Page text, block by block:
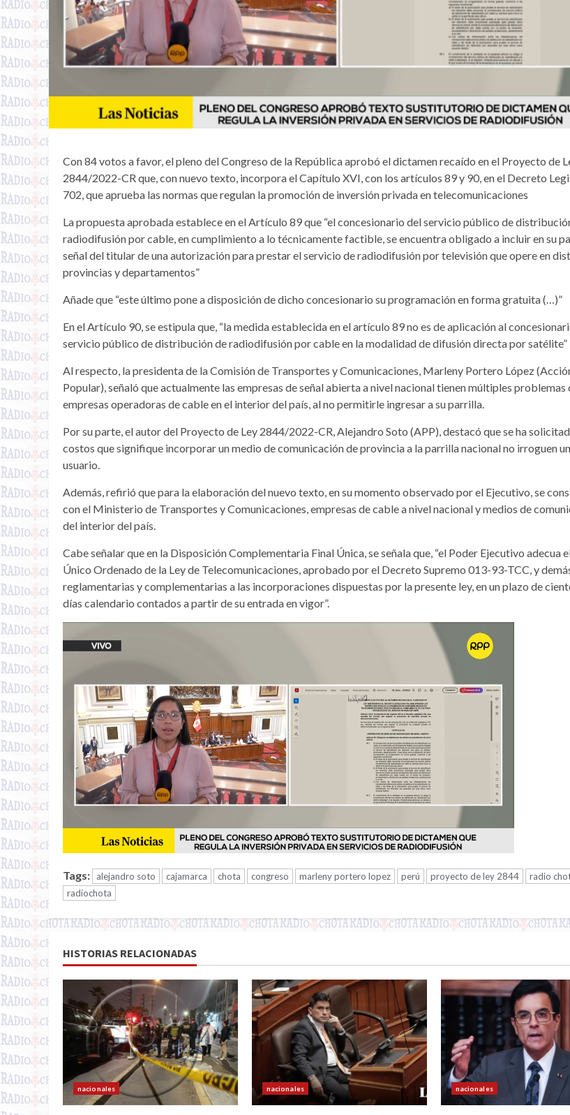
Con 84 votos a favor, el pleno del Congreso de la República aprobó el dictamen recaído en el Proyecto de
2844/2022-CR que, con nuevo texto, incorpora el Capítulo XVI, con los artículos 89 y 90, en el Decreto
702, que aprueba las normas que regulan la promoción de inversión privada en telecomunicaciones
La propuesta aprobada establece en el Artículo 89 que “el concesionario del servicio público de
radiodifusión por cable, en cumplimiento a lo técnicamente factible, se encuentra obligado a incluir en su
señal del titular de una autorización para prestar el servicio de radiodifusión por televisión que opere en
provincias y departamentos”
Añade que “este último pone a disposición de dicho concesionario su programación en forma gratuita (…)”
En el Artículo 90, se estipula que, “la medida establecida en el artículo 89 no es de aplicación al
servicio público de distribución de radiodifusión por cable en la modalidad de difusión directa por satélite”
Al respecto, la presidenta de la Comisión de Transportes y Comunicaciones, Marleny Portero López
Popular), señaló que actualmente las empresas de señal abierta a nivel nacional tienen múltiples problemas
empresas operadoras de cable en el interior del país, al no permitirle ingresar a su parrilla.
Por su parte, el autor del Proyecto de Ley 2844/2022-CR, Alejandro Soto (APP), destacó que se ha
costos que signifique incorporar un medio de comunicación de provincia a la parrilla nacional no irroguen
usuario.
Además, refirió que para la elaboración del nuevo texto, en su momento observado por el Ejecutivo, se
con el Ministerio de Transportes y Comunicaciones, empresas de cable a nivel nacional y medios de
del interior del país.
Cabe señalar que en la Disposición Complementaria Final Única, se señala que, “el Poder Ejecutivo adecua
Único Ordenado de la Ley de Telecomunicaciones, aprobado por el Decreto Supremo 013-93-TCC, y
reglamentarias y complementarias a las incorporaciones dispuestas por la presente ley, en un plazo de
días calendario contados a partir de su entrada en vigor”.
Tags: alejandro soto cajamarca chota congreso marleny portero lopez perú proyecto de ley 2844
radio
radiochota
HISTORIAS RELACIONADAS
nacionales nacionales nacionales